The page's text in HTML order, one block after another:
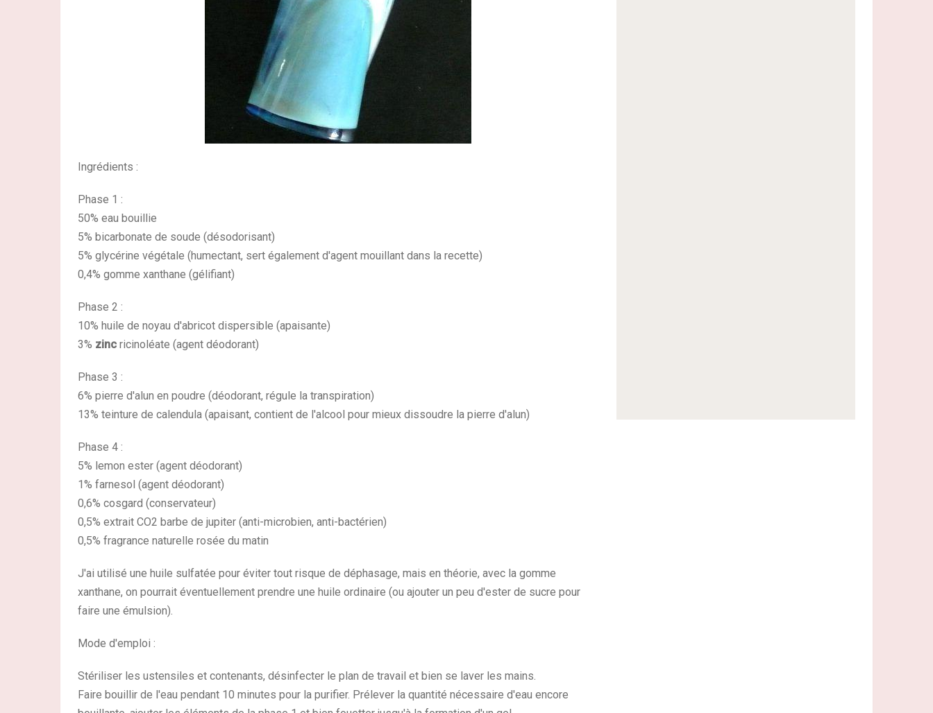
Ingrédients :
Phase 1 :
50% eau bouillie
5% bicarbonate de soude (désodorisant)
5% glycérine végétale (humectant, sert également d'agent mouillant dans la recette)
0,4% gomme xanthane (gélifiant)
Phase 2 :
10% huile de noyau d'abricot dispersible (apaisante)
3% zinc ricinoléate (agent déodorant)
Phase 3 :
6% pierre d'alun en poudre (déodorant, régule la transpiration)
13% teinture de calendula (apaisant, contient de l'alcool pour mieux dissoudre la pierre d'alun)
Phase 4 :
5% lemon ester (agent déodorant)
1% farnesol (agent déodorant)
0,6% cosgard (conservateur)
0,5% extrait CO2 barbe de jupiter (anti-microbien, anti-bactérien)
0,5% fragrance naturelle rosée du matin
J'ai utilisé une huile sulfatée pour éviter tout risque de déphasage, mais en théorie, avec la gomme
xanthane, on pourrait éventuellement prendre une huile ordinaire (ou ajouter un peu d'ester de sucre pour
faire une émulsion).
Mode d'emploi :
Stériliser les ustensiles et contenants, désinfecter le plan de travail et bien se laver les mains.
Faire bouillir de l'eau pendant 10 minutes pour la purifier. Prélever la quantité nécessaire d'eau encore